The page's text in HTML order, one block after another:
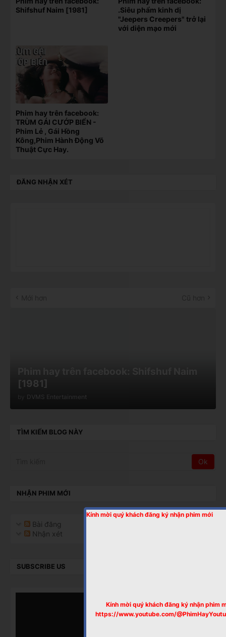
Kính mời quý khách đăng ký nhận phim mới
Kính mời quý khách đăng ký nhận phim
https://www.youtube.com/
Shifshuf Naim [1981]
.Siêu phẩm kinh dị
"Jeepers Creepers" trở lại
với diện mạo mới
Phim hay trên facebook:
TRÙM GÁI CƯỚP BIỂN -
Phim Lẻ , Gái Hồng
Kông,Phim Hành Động Võ
Thuật Cực Hay.
ĐĂNG NHẬN XÉT
[1981]
DVMS Entertainment
TÌM KIẾM BLOG NÀY
NHẬN PHIM MỚI
Bài đăng
Nhận xét
SUBSCRIBE US